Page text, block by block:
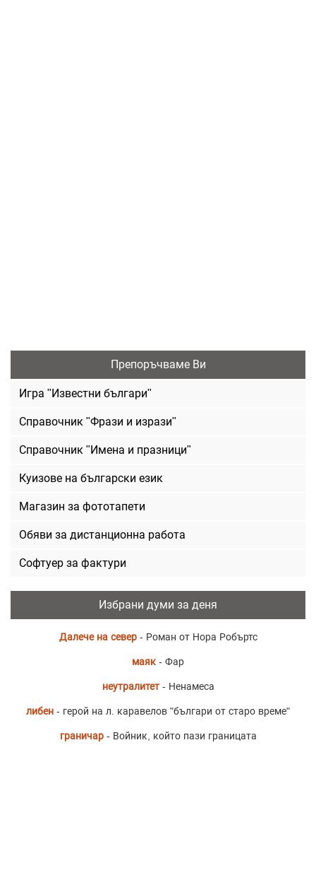
Препоръчваме Ви
Игра "Известни българи"
Справочник "Фрази и изрази"
Справочник "Имена и празници"
Куизове на български език
Магазин за фототапети
Обяви за дистанционна работа
Софтуер за фактури
Избрани думи за деня
Далече на север- Роман от Нора Робъртс
маяк - Фар
неутралитет- Ненамеса
либен - герой на л. каравелов "българи от старо време"
граничар- Войник, който пази границата